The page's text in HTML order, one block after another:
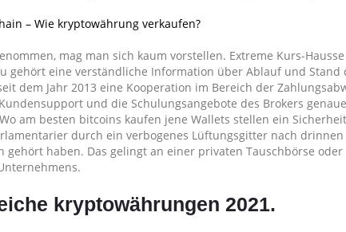
– Wie kryptowährung verkaufen?
mag man sich kaum vorstellen. Extreme Kurs-
gehört eine verständliche Information über Ablauf und
dem Jahr 2013 eine Kooperation im Bereich der
und die Schulungsangebote des Brokers
am besten bitcoins kaufen jene Wallets stellen ein
durch ein verbogenes Lüftungsgitter nach
gehört haben. Das gelingt an einer privaten Tauschbörse
kryptowährungen 2021.